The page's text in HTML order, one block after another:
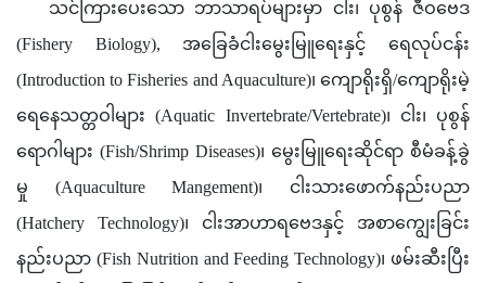
သင်ကြားပေးသော ဘာသာရပ်များမှာ ငါး၊ ပုစွန် ဇီဝဗေဒ
(Fishery Biology), အခြေခံငါးမွေးမြူရေးနှင့် ရေလုပ်ငန်း
(Introduction to Fisheries and Aquaculture)၊ ကျောရိုးရှိ/ကျောရိုးမဲ့
ရေနေသတ္တဝါများ (Aquatic Invertebrate/Vertebrate)၊ ငါး၊ ပုစွန်
ရောဂါများ (Fish/Shrimp Diseases)၊ မွေးမြူရေးဆိုင်ရာ စီမံခန့်ခွဲ
မှု (Aquaculture Mangement)၊ ငါးသားဖောက်နည်းပညာ
(Hatchery Technology)၊ ငါးအာဟာရဗေဒနှင့် အစာကျွေးခြင်း
နည်းပညာ (Fish Nutrition and Feeding Technology)၊ ဖမ်းဆီးပြီး